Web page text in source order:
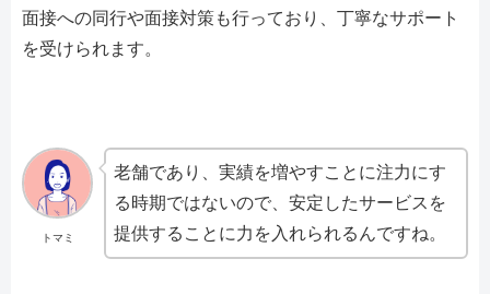
面接への同行や面接対策も行っており、丁寧なサポート
を受けられます。
トマミ
老舗であり、実績を増やすことに注力にす
る時期ではないので、安定したサービスを
提供することに力を入れられるんですね。